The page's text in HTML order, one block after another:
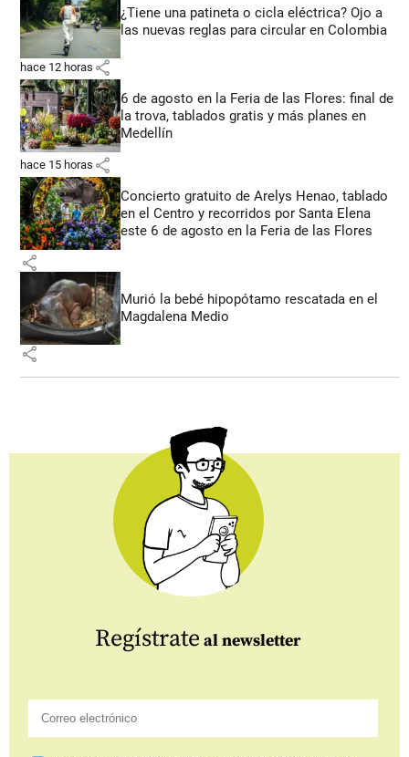
¿Tiene una patineta o cicla eléctrica? Ojo a
las nuevas reglas para circular en Colombia
hace 12 horas share
6 de agosto en la Feria de las Flores: final de
la trova, tablados gratis y más planes en
Medellín
hace 15 horas share
Concierto gratuito de Arelys Henao, tablado
en el Centro y recorridos por Santa Elena
este 6 de agosto en la Feria de las Flores
share
Murió la bebé hipopótamo rescatada en el
Magdalena Medio
share
Regístrate al newsletter